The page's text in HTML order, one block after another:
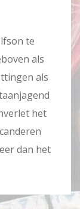
te
als
als
het
dan het